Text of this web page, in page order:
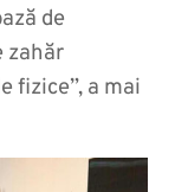
de
zahăr
fizice”, a mai